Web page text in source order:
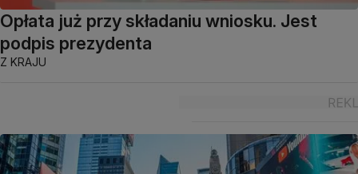
Opłata już przy składaniu wniosku. Jest
podpis prezydenta
Z KRAJU